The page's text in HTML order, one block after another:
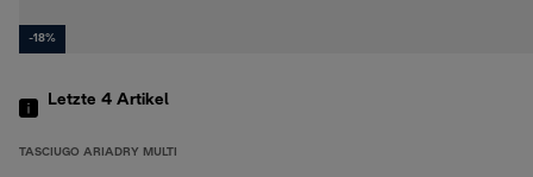
-18%
Letzte 4 Artikel
TASCIUGO ARIADRY MULTI